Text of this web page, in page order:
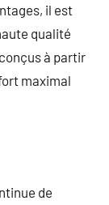
il est
qualité
à partir
maximal
de